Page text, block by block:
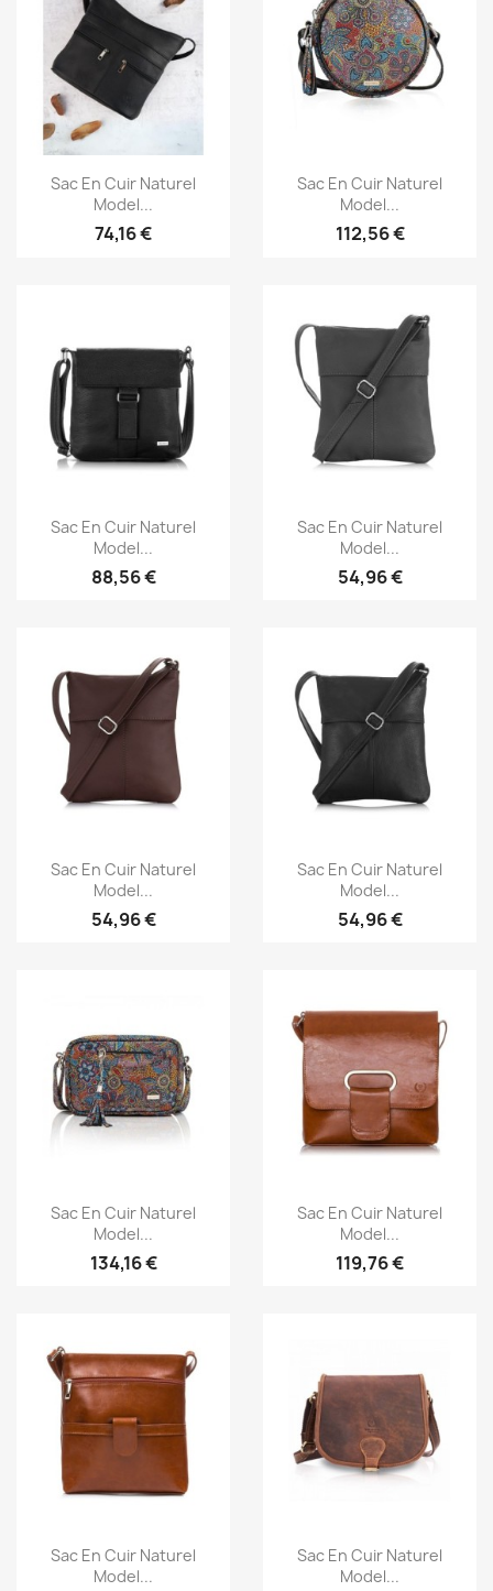
Aperçu rapide
Sac En Cuir Naturel
Model...
74,16 €
Aperçu rapide
Sac En Cuir Naturel
Model...
112,56 €
Aperçu rapide
Sac En Cuir Naturel
Model...
88,56 €
Aperçu rapide
Sac En Cuir Naturel
Model...
54,96 €
Aperçu rapide
Sac En Cuir Naturel
Model...
54,96 €
Aperçu rapide
Sac En Cuir Naturel
Model...
54,96 €
Aperçu rapide
Sac En Cuir Naturel
Model...
134,16 €
Aperçu rapide
Sac En Cuir Naturel
Model...
119,76 €
Aperçu rapide
Sac En Cuir Naturel
Model...
Aperçu rapide
Sac En Cuir Naturel
Model...